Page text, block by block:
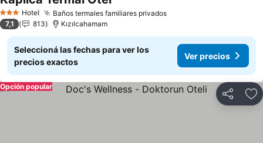
3 Estrellas
Hotel Baños termales familiares privadosVer precios
Ver precios
7,1 813 Kızılcahamam
Seleccioná las fechas para ver los
precios exactos
Ver precios
Compartir
Opción popular